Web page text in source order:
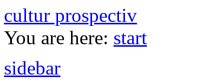
cultur prospectiv
You are here: start
sidebar